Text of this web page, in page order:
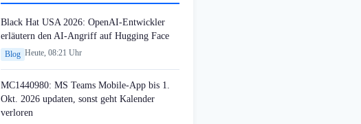
Black Hat USA 2026: OpenAI-Entwickler
erläutern den AI-Angriff auf Hugging Face
Blog Heute, 08:21 Uhr
MC1440980: MS Teams Mobile-App bis 1.
Okt. 2026 updaten, sonst geht Kalender
verloren